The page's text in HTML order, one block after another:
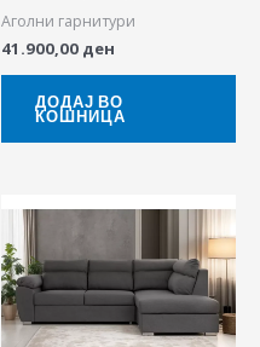
Аголни гарнитури
41.900,00 ден
ДОДАЈ ВО
КОШНИЦА